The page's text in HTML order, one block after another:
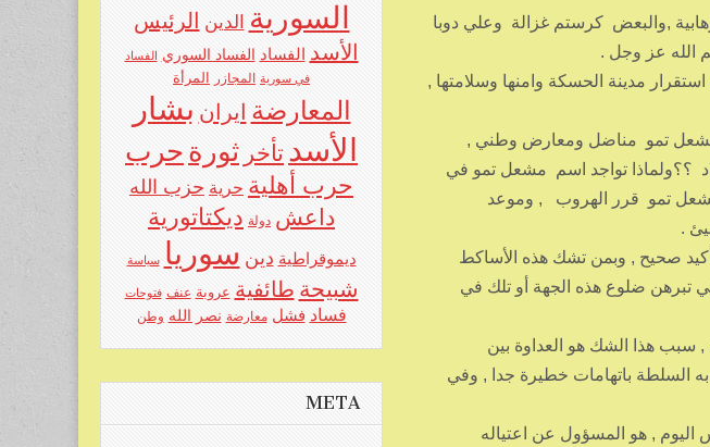
,والبعض كرستم غزالة وعلي دوبا
الله عز وجل .
مدينة الحسكة وامنها وسلامتها ,
تمو مناضل ومعارض وطني ,
؟؟ولماذا تواجد اسم مشعل تمو في
مشعل تمو قرر الهروب , وموعد
صحيح , وبمن تشك هذه الأساكط
تبرهن ضلوع هذه الجهة أو تلك في
هذا الشك هو العداوة بين
السلطة باتهامات خطيرة جدا , وفي
, هو المسؤول عن اعتياله
السورية
الدين
الرئيس
الأسد
الفساد الفساد السوري الفساد
في سورية
المجازر المرأة
المعارضة ايران بشار
الأسد تأخر ثورة حرب
حرب أهلية حرية حزب الله
داعش دولة ديكتاتورية
ديموقراطية دين سوريا سياسة
شبيحة طائفية عروبة عنف فتوحات
فساد فشل معارضة نصر الله وطن
META